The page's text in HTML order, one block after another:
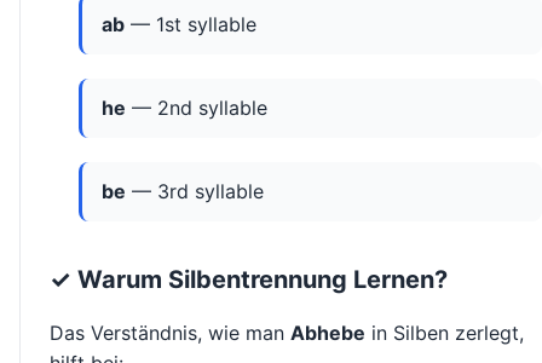
ab — 1st syllable
he — 2nd syllable
be — 3rd syllable
✓ Warum Silbentrennung Lernen?
Das Verständnis, wie man Abhebe in Silben zerlegt,